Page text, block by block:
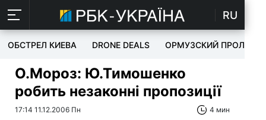
RU
ОБСТРЕЛ КИЕВА DRONE DEALS ОРМУЗСКИЙ ПРОЛИВ
О.Мороз: Ю.Тимошенко
робить незаконні пропозиції
17:14 11.12.2006 Пн 4 мин